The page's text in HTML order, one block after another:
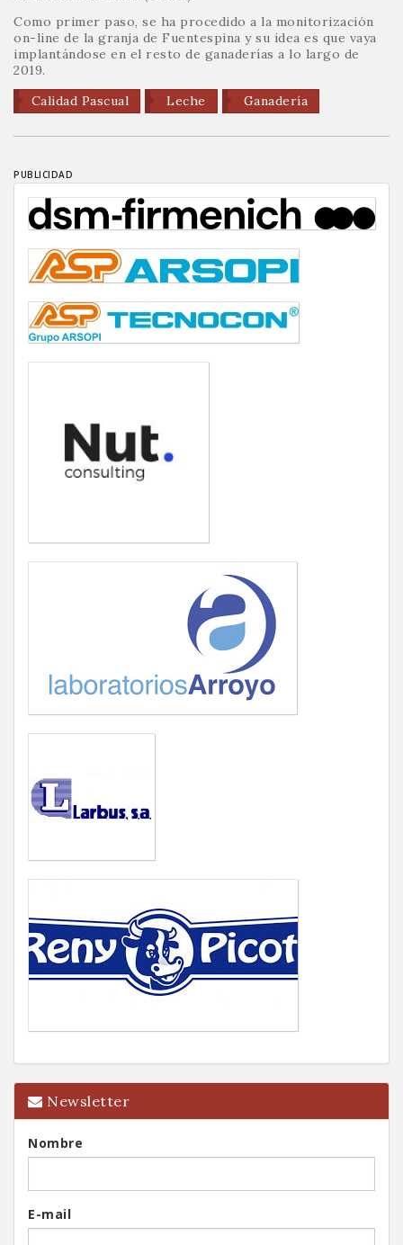
Como primer paso, se ha procedido a la monitorización
on-line de la granja de Fuentespina y su idea es que vaya
implantándose en el resto de ganaderías a lo largo de
2019.
Calidad Pascual
Leche Ganadería
PUBLICIDAD
Newsletter
Nombre
E-mail